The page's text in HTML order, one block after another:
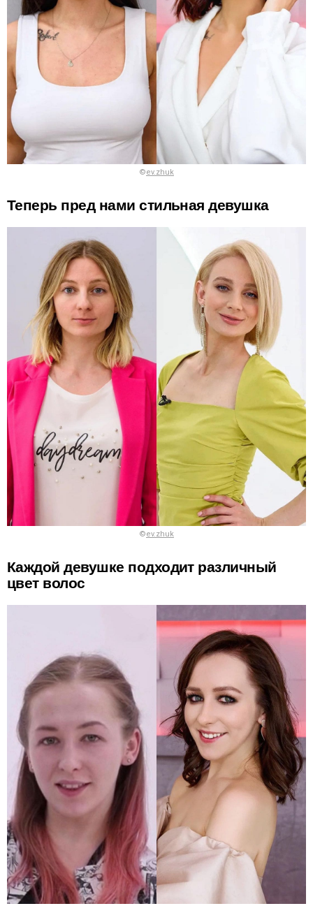
©ev.zhuk
Теперь пред нами стильная девушка
©ev.zhuk
Каждой девушке подходит различный
цвет волос